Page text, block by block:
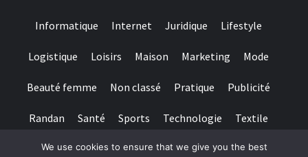
Informatique Internet Juridique Lifestyle
Logistique Loisirs Maison Marketing Mode
Beauté femme Non classé Pratique Publicité
Randan Santé Sports Technologie Textile
Tourisme Transports Transports de personnes
We use cookies to ensure that we give you the best